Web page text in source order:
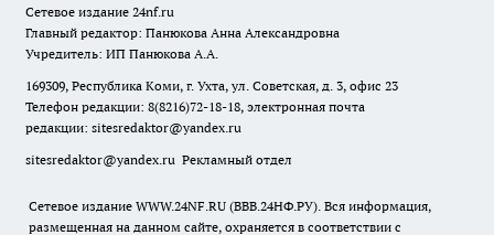
Сетевое издание 24nf.ru
Главный редактор: Панюкова Анна Александровна
Учредитель: ИП Панюкова А.А.
169309, Республика Коми, г. Ухта, ул. Советская, д. 3, офис 23
Телефон редакции: 8(8216)72-18-18, электронная почта
редакции: sitesredaktor@yandex.ru
sitesredaktor@yandex.ru Рекламный отдел
Сетевое издание WWW.24NF.RU (ВВВ.24НФ.РУ). Вся информация,
размещенная на данном сайте, охраняется в соответствии с